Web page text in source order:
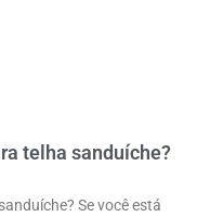
telha sanduíche?
Se você está